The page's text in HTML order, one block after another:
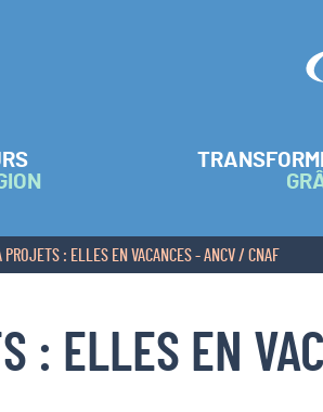
PROJETS : ELLES EN VACANCES - ANCV / CNAF
: ELLES EN